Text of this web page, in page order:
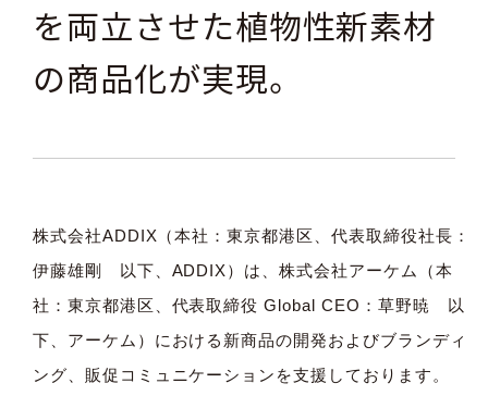
を両立させた植物性新素材
の商品化が実現。
株式会社ADDIX（本社：東京都港区、代表取締役社長：
伊藤雄剛 以下、ADDIX）は、株式会社アーケム（本
社：東京都港区、代表取締役 Global CEO：草野暁 以
下、アーケム）における新商品の開発およびブランディ
ング、販促コミュニケーションを支援しております。